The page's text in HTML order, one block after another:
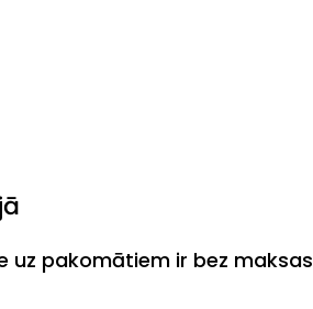
uz pakomātiem ir bez maksas